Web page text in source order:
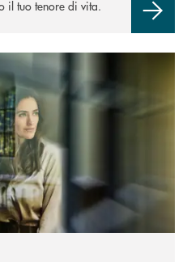
il tuo tenore di vita.